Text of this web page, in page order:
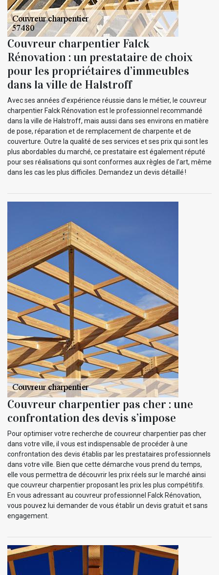
Couvreur charpentier Falck
Rénovation : un prestataire de choix
pour les propriétaires d’immeubles
dans la ville de Halstroff
Avec ses années d’expérience réussie dans le métier, le couvreur
charpentier Falck Rénovation est le professionnel recommandé
dans la ville de Halstroff, mais aussi dans ses environs en matière
de pose, réparation et de remplacement de charpente et de
couverture. Outre la qualité de ses services et ses prix qui sont les
plus abordables du marché, ce prestataire est également réputé
pour ses réalisations qui sont conformes aux règles de l’art, même
dans les cas les plus difficiles. Demandez un devis détaillé !
Couvreur charpentier pas cher : une
confrontation des devis s’impose
Pour optimiser votre recherche de couvreur charpentier pas cher
dans votre ville, il vous est indispensable de procéder à une
confrontation des devis établis par les prestataires professionnels
dans votre ville. Bien que cette démarche vous prend du temps,
elle vous permettra de découvrir les prix réels sur le marché ainsi
que couvreur charpentier proposant les prix les plus compétitifs.
En vous adressant au couvreur professionnel Falck Rénovation,
vous pouvez lui demander de vous établir un devis gratuit et sans
engagement.